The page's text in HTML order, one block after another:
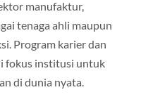
manufaktur,
tenaga ahli maupun
Program karier dan
fokus institusi untuk
di dunia nyata.